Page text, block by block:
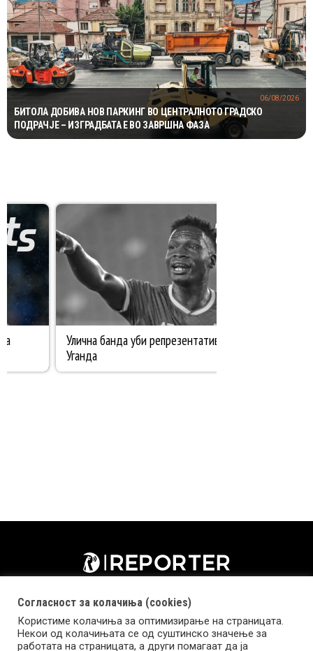
БИТОЛА ДОБИВА НОВ ПАРКИНГ ВО ЦЕНТРАЛНОТО ГРАДСКО
ПОДРАЧЈЕ – ИЗГРАДБАТА Е ВО ЗАВРШНА ФАЗА
06/08/2026
Согласност за колачиња (cookies)
Користиме колачиња за оптимизирање на страницата.
Некои од колачињата се од суштинско значење за
работата на страницата, а други помагаат да ја